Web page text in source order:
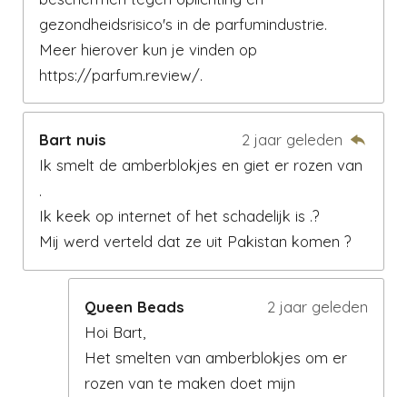
gezondheidsrisico's in de parfumindustrie.
Meer hierover kun je vinden op
https://parfum.review/.
Bart nuis
2 jaar geleden
Ik smelt de amberblokjes en giet er rozen van
.
Ik keek op internet of het schadelijk is .?
Mij werd verteld dat ze uit Pakistan komen ?
Queen Beads
2 jaar geleden
Hoi Bart,
Het smelten van amberblokjes om er
rozen van te maken doet mijn